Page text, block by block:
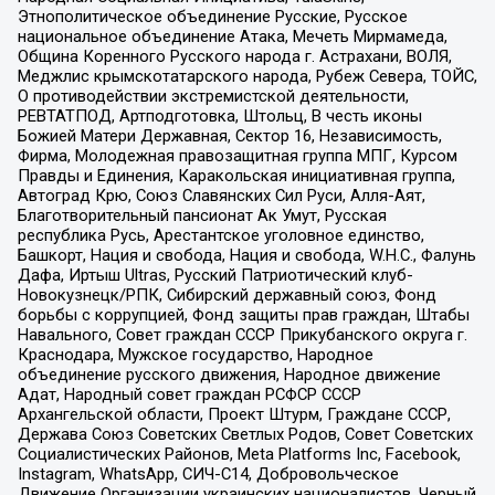
Этнополитическое объединение Русские, Русское
национальное объединение Атака, Мечеть Мирмамеда,
Община Коренного Русского народа г. Астрахани, ВОЛЯ,
Меджлис крымскотатарского народа, Рубеж Севера, ТОЙС,
О противодействии экстремистской деятельности,
РЕВТАТПОД, Артподготовка, Штольц, В честь иконы
Божией Матери Державная, Сектор 16, Независимость,
Фирма, Молодежная правозащитная группа МПГ, Курсом
Правды и Единения, Каракольская инициативная группа,
Автоград Крю, Союз Славянских Сил Руси, Алля-Аят,
Благотворительный пансионат Ак Умут, Русская
республика Русь, Арестантское уголовное единство,
Башкорт, Нация и свобода, Нация и свобода, W.H.С., Фалунь
Дафа, Иртыш Ultras, Русский Патриотический клуб-
Новокузнецк/РПК, Сибирский державный союз, Фонд
борьбы с коррупцией, Фонд защиты прав граждан, Штабы
Навального, Совет граждан СССР Прикубанского округа г.
Краснодара, Мужское государство, Народное
объединение русского движения, Народное движение
Адат, Народный совет граждан РСФСР СССР
Архангельской области, Проект Штурм, Граждане СССР,
Держава Союз Советских Светлых Родов, Совет Советских
Социалистических Районов, Meta Platforms Inc, Facebook,
Instagram, WhatsApp, СИЧ-С14, Добровольческое